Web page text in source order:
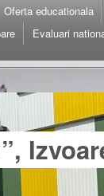
Oferta educationala
Evaluari